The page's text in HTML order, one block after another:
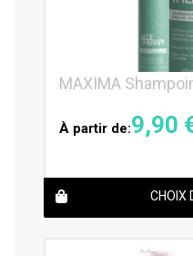
MAXIMA
À partir de:9,90
CHOIX